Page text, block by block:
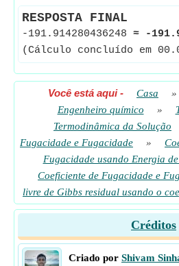
RESPOSTA FINAL
-191.914280436248 ≈ -
(Cálculo concluído em
Você está aqui- Casa »
Engenheiro químico
»
Termodinâmica da Solução
Fugacidade e Fugacidade
»
Fugacidade usando Energia
Coeficiente de Fugacidade e
livre de Gibbs residual usando o
Créditos
Criado por Shivam